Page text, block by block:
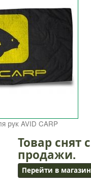
рук AVID CARP
Товар снят с
продажи.
Перейти в магазин